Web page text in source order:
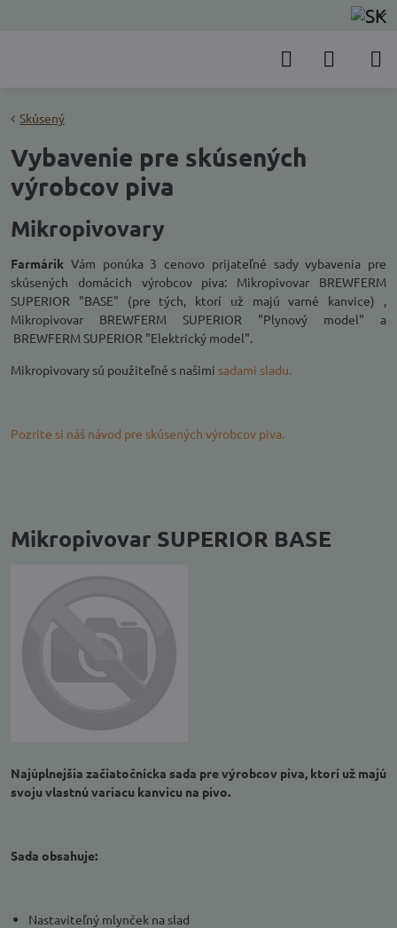
Skúsený
Vybavenie pre skúsených
výrobcov piva
Mikropivovary
Farmárik Vám ponúka 3 cenovo prijateľné sady vybavenia pre
skúsených domácich výrobcov piva: Mikropivovar BREWFERM
SUPERIOR "BASE" (pre tých, ktorí už majú varné kanvice) ,
Mikropivovar BREWFERM SUPERIOR "Plynový model" a
BREWFERM SUPERIOR "Elektrický model".
Mikropivovary sú použiteľné s našimi sadami sladu.
Pozrite si náš návod pre skúsených výrobcov piva.
Mikropivovar SUPERIOR BASE
Najúplnejšia začiatočnícka sada pre výrobcov piva, ktorí už majú
svoju vlastnú variacu kanvicu na pivo.
Sada obsahuje:
Nastaviteľný mlynček na slad